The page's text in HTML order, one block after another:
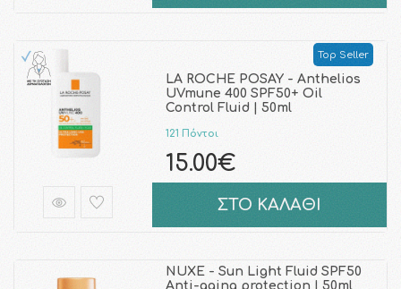
Top Seller
LA ROCHE POSAY - Anthelios
UVmune 400 SPF50+ Oil
Control Fluid | 50ml
121 Πόντοι
15.00€
ΣΤΟ ΚΑΛΑΘΙ
NUXE - Sun Light Fluid SPF50
Anti-aging protection | 50ml